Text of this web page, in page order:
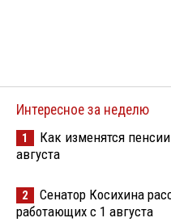
Интересное за неделю
1
Как изменятся
августа
2
Сенатор Косихина
работающих с 1 августа